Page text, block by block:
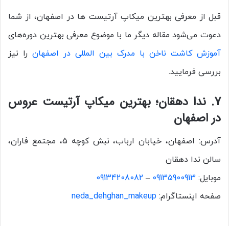
قبل از معرفی بهترین میکاپ آرتیست ها در اصفهان، از شما
دعوت می‌شود مقاله دیگر ما با موضوع معرفی بهترین دوره‌های
آموزش کاشت ناخن با مدرک بین المللی در اصفهان را نیز
بررسی فرمایید.
7. ندا دهقان؛ بهترین میکاپ آرتیست عروس
در اصفهان
آدرس: اصفهان، خیابان ارباب، نبش کوچه 5، مجتمع فاران،
سالن ندا دهقان
موبایل: 09135900913
–
09134208082
صفحه اینستاگرام: neda_dehghan_makeup